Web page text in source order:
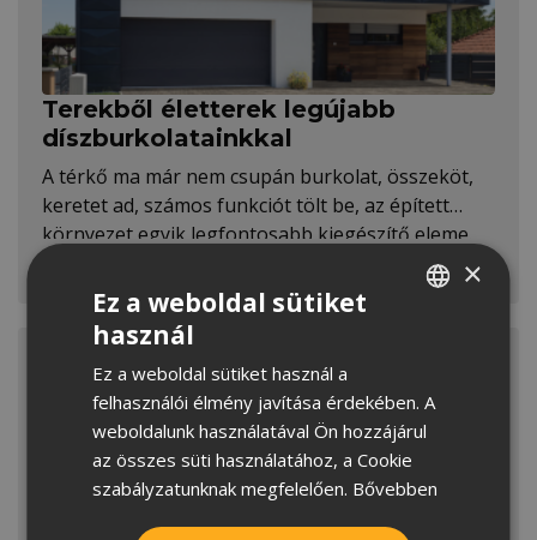
Terekből életterek legújabb
díszburkolatainkkal
A térkő ma már nem csupán burkolat, összeköt,
keretet ad, számos funkciót tölt be, az épített
környezet egyik legfontosabb kiegészítő eleme.
folyamatosan fejlődik, új koncepciókkal és
innovációkkal bővítve a palettát.
SERBIAN
×
Ez a weboldal sütiket
használ
Ez a weboldal sütiket használ a
felhasználói élmény javítása érdekében. A
weboldalunk használatával Ön hozzájárul
az összes süti használatához, a Cookie
szabályzatunknak megfelelően. Bővebben